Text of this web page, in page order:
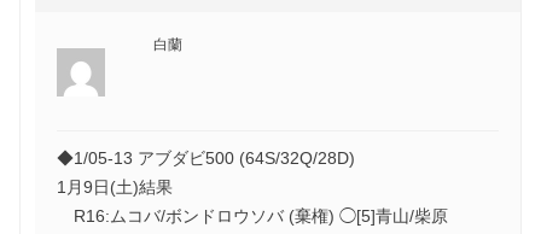
白蘭
◆1/05-13 アブダビ500 (64S/32Q/28D)
1月9日(土)結果
R16:ムコバ/ボンドロウソバ (棄権) ◯[5]青山/柴原